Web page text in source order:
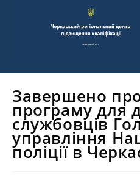
Завершено
програму для
службовців
управління
поліції в